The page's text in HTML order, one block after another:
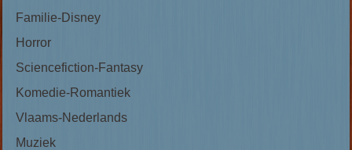
Familie-Disney
Horror
Sciencefiction-Fantasy
Komedie-Romantiek
Vlaams-Nederlands
Muziek